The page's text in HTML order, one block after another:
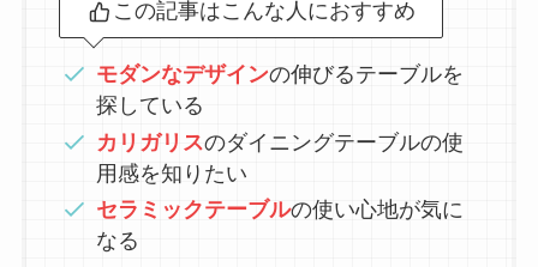
この記事はこんな人におすすめ
モダンなデザインの伸びるテーブルを
探している
カリガリスのダイニングテーブルの使
用感を知りたい
セラミックテーブルの使い心地が気に
なる